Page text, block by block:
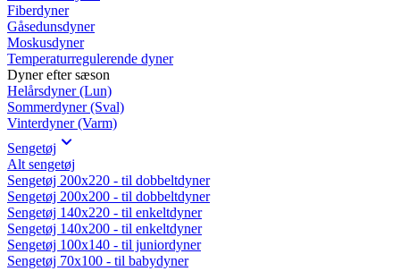
Fiberdyner
Gåsedunsdyner
Moskusdyner
Temperaturregulerende dyner
Dyner efter sæson
Helårsdyner (Lun)
Sommerdyner (Sval)
Vinterdyner (Varm)
Sengetøj
Alt sengetøj
Sengetøj 200x220 - til dobbeltdyner
Sengetøj 200x200 - til dobbeltdyner
Sengetøj 140x220 - til enkeltdyner
Sengetøj 140x200 - til enkeltdyner
Sengetøj 100x140 - til juniordyner
Sengetøj 70x100 - til babydyner